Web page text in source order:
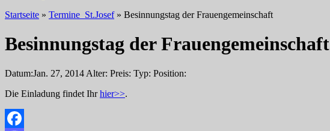
Startseite » Termine_St.Josef » Besinnungstag der Frauengemeinschaft
Besinnungstag der Frauengemeinschaft
Datum:Jan. 27, 2014 Alter: Preis: Typ: Position:
Die Einladung findet Ihrhier>>.